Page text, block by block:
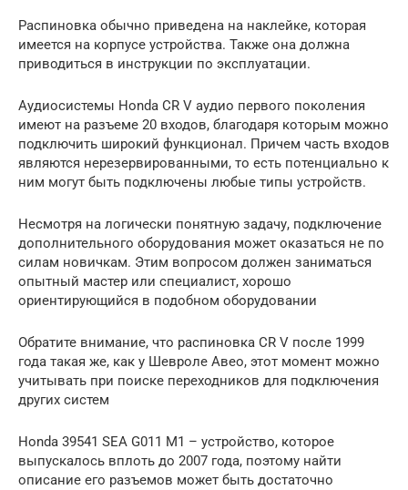
Распиновка обычно приведена на наклейке, которая
имеется на корпусе устройства. Также она должна
приводиться в инструкции по эксплуатации.
Аудиосистемы Honda CR V аудио первого поколения
имеют на разъеме 20 входов, благодаря которым можно
подключить широкий функционал. Причем часть входов
являются нерезервированными, то есть потенциально к
ним могут быть подключены любые типы устройств.
Несмотря на логически понятную задачу, подключение
дополнительного оборудования может оказаться не по
силам новичкам. Этим вопросом должен заниматься
опытный мастер или специалист, хорошо
ориентирующийся в подобном оборудовании
Обратите внимание, что распиновка CR V после 1999
года такая же, как у Шевроле Авео, этот момент можно
учитывать при поиске переходников для подключения
других систем
Honda 39541 SEA G011 M1 – устройство, которое
выпускалось вплоть до 2007 года, поэтому найти
описание его разъемов может быть достаточно